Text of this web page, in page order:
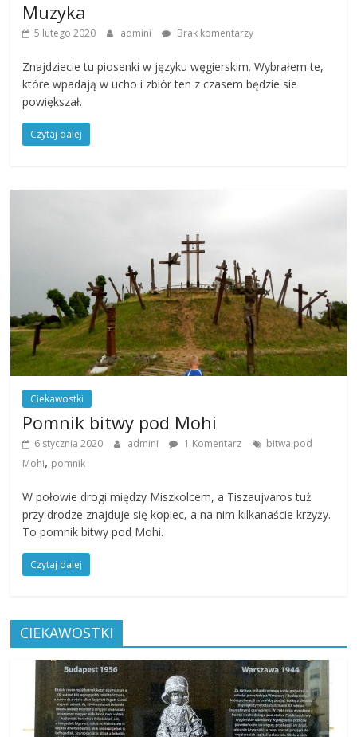
Muzyka
5 lutego 2020 admini Brak komentarzy
Znajdziecie tu piosenki w języku węgierskim. Wybrałem te,
które wpadają w ucho i zbiór ten z czasem będzie sie
powiększał.
Czytaj dalej
Ciekawostki
Pomnik bitwy pod Mohi
6 stycznia 2020 admini 1 Komentarz
bitwa pod
Mohi, pomnik
W połowie drogi między Miszkolcem, a Tiszaujvaros tuż
przy drodze znajduje się kopiec, a na nim kilkanaście krzyży.
To pomnik bitwy pod Mohi.
Czytaj dalej
CIEKAWOSTKI